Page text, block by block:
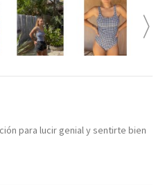
para lucir genial y sentirte bien